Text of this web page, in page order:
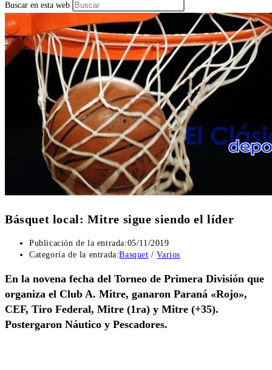
Buscar en esta web
Básquet local: Mitre sigue siendo el líder
Publicación de la entrada:05/11/2019
Categoría de la entrada:Basquet / Varios
En la novena fecha del Torneo de Primera División que
organiza el Club A. Mitre, ganaron Paraná «Rojo»,
CEF, Tiro Federal, Mitre (1ra) y Mitre (+35).
Postergaron Náutico y Pescadores.